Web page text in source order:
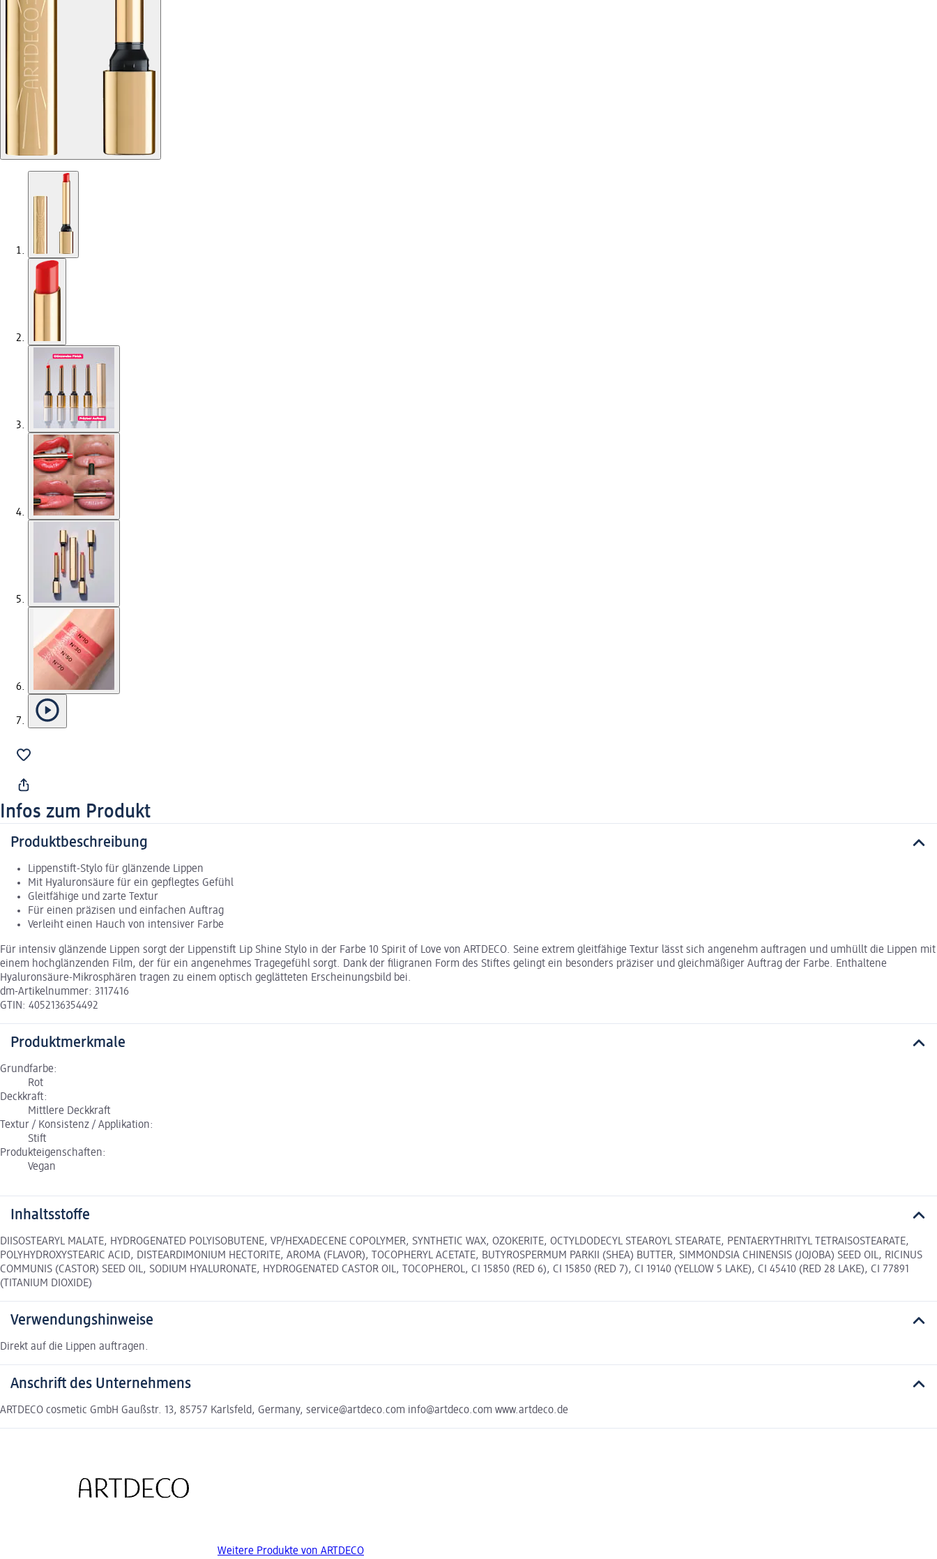
Infos zum Produkt
Produktbeschreibung
Lippenstift-Stylo für glänzende Lippen
Mit Hyaluronsäure für ein gepflegtes Gefühl
Gleitfähige und zarte Textur
Für einen präzisen und einfachen Auftrag
Verleiht einen Hauch von intensiver Farbe
Für intensiv glänzende Lippen sorgt der Lippenstift Lip Shine Stylo in der Farbe 10 Spirit of Love von ARTDECO. Seine extrem gleitfähige Textur lässt sich angenehm auftragen und umhüllt die Lippen mit
einem hochglänzenden Film, der für ein angenehmes Tragegefühl sorgt. Dank der filigranen Form des Stiftes gelingt ein besonders präziser und gleichmäßiger Auftrag der Farbe. Enthaltene
Hyaluronsäure-Mikrosphären tragen zu einem optisch geglätteten Erscheinungsbild bei.
dm-Artikelnummer: 3117416
GTIN: 4052136354492
Produktmerkmale
Grundfarbe:
Rot
Deckkraft:
Mittlere Deckkraft
Textur / Konsistenz / Applikation:
Stift
Produkteigenschaften:
Vegan
Inhaltsstoffe
DIISOSTEARYL MALATE, HYDROGENATED POLYISOBUTENE, VP/HEXADECENE COPOLYMER, SYNTHETIC WAX, OZOKERITE, OCTYLDODECYL STEAROYL STEARATE, PENTAERYTHRITYL TETRAISOSTEARATE,
POLYHYDROXYSTEARIC ACID, DISTEARDIMONIUM HECTORITE, AROMA (FLAVOR), TOCOPHERYL ACETATE, BUTYROSPERMUM PARKII (SHEA) BUTTER, SIMMONDSIA CHINENSIS (JOJOBA) SEED OIL, RICINUS
COMMUNIS (CASTOR) SEED OIL, SODIUM HYALURONATE, HYDROGENATED CASTOR OIL, TOCOPHEROL, CI 15850 (RED 6), CI 15850 (RED 7), CI 19140 (YELLOW 5 LAKE), CI 45410 (RED 28 LAKE), CI 77891
(TITANIUM DIOXIDE)
Verwendungshinweise
Direkt auf die Lippen auftragen.
Anschrift des Unternehmens
ARTDECO cosmetic GmbH Gaußstr. 13, 85757 Karlsfeld, Germany, service@artdeco.com info@artdeco.com www.artdeco.de
Weitere Produkte von ARTDECO